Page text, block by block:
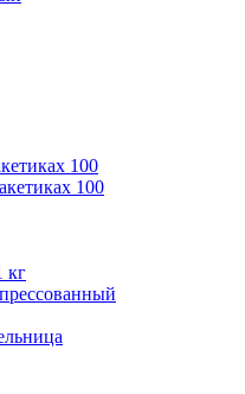
100
100
кг